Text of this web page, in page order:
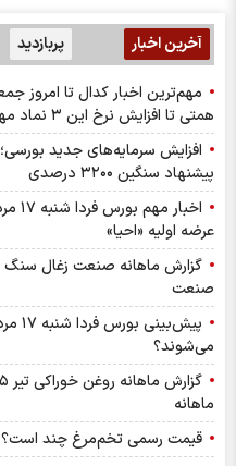
آخرین اخبار پربازدید
همتی تا افزایش نرخ این ۳ نماد مهم
پیشنهاد‌ سنگین ۳۲۰۰ درصدی
عرضه اولیه «احیا»
صنعت
می‌شوند؟
ماهانه
قیمت رسمی تخم‌مرغ چند است؟